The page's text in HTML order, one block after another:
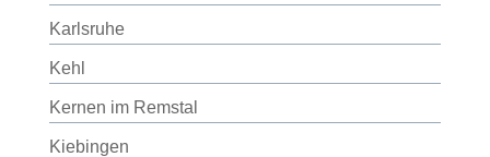
Karlsruhe
Kehl
Kernen im Remstal
Kiebingen